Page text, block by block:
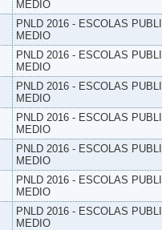
MEDIO
PNLD 2016 - ESCOLAS
MEDIO
PNLD 2016 - ESCOLAS
MEDIO
PNLD 2016 - ESCOLAS
MEDIO
PNLD 2016 - ESCOLAS
MEDIO
PNLD 2016 - ESCOLAS
MEDIO
PNLD 2016 - ESCOLAS
MEDIO
PNLD 2016 - ESCOLAS
MEDIO